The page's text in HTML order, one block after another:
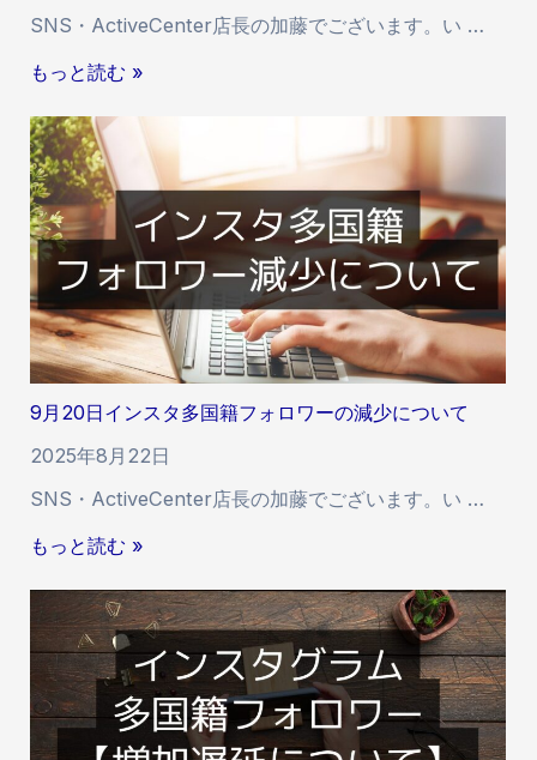
お
ら
証
で
き
な
い
理
由
と
継
続
利
用
に
い
て
SNS・ActiveCenter店長の加藤でございます。い …
仕
れ
先
の
一
部
公
開
に
つ
い
て
。
もっと読む »
9月20日インスタ多国籍フォロワーの減少について
2025年8月22日
SNS・ActiveCenter店長の加藤でございます。い …
9
2
0
日
イ
ン
ス
もっと読む »